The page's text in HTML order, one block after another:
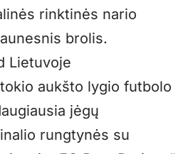
rinktinės nario
brolis.
Lietuvoje
aukšto lygio futbolo
jėgų
rungtynės su